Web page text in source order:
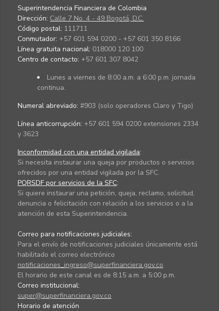
Superintendencia Financiera de Colombia
Dirección: Calle 7 No. 4 - 49 Bogotá, D.C.
Código postal: 111711
Conmutador: +57 601 594 0200 - +57 601 350 8166
Línea gratuita nacional: 018000 120 100
Centro de contacto: +57 601 307 8042
Lunes a viernes de 8:00 a.m. a 6:00 p.m. jornada
continua.
Numeral abreviado: #903 (solo operadores Claro y Tigo)
Línea anticorrupción: +57 601 594 0200 extensiones 2334
y 3623
Inconformidad con una entidad vigilada:
Si necesita instaurar una queja por productos o servicios
ofrecidos por una entidad vigilada por la SFC.
PQRSDF por servicios de la SFC:
Si quiere instaurar una petición, queja, reclamo, solicitud,
denuncia o felicitación con relación a los servicios o a la
atención de esta Superintendencia.
Correo para notificaciones judiciales:
Para el envío de notificaciones judiciales únicamente está
habilitado el correo electrónico
notificaciones_ingreso@superfinanciera.gov.co
El horario de este canal es de 8:15 a.m. a 5:00 p.m.
Correo institucional:
super@superfinanciera.gov.co
Horario de atención